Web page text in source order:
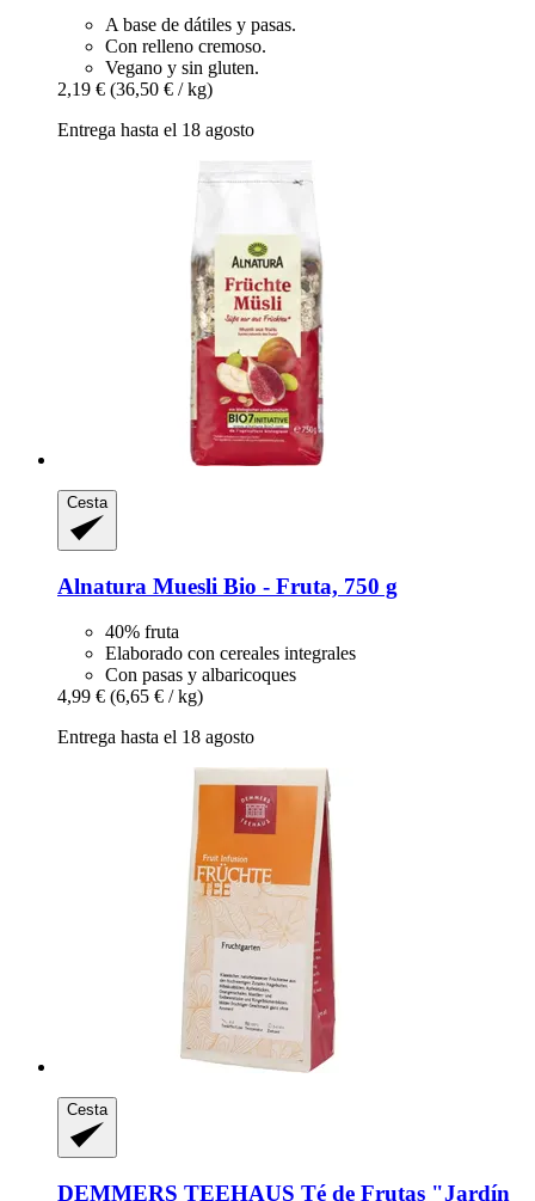
A base de dátiles y pasas.
Con relleno cremoso.
Vegano y sin gluten.
2,19 € (36,50 € / kg)
Entrega hasta el 18 agosto
Cesta
Alnatura Muesli Bio -​ Fruta, 750 g
40% fruta
Elaborado con cereales integrales
Con pasas y albaricoques
4,99 € (6,65 € / kg)
Entrega hasta el 18 agosto
Cesta
DEMMERS TEEHAUS Té de Frutas "Jardín